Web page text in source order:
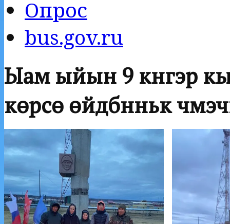
Опрос
bus.gov.ru
Ыам ыйын 9 күнүгэр
көрсө өйдүбүнньүк